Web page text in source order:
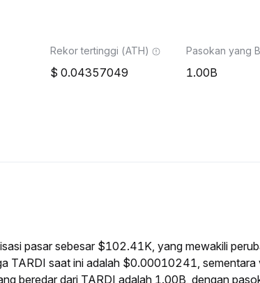
Rekor tertinggi (ATH)
0.04357049
Pasokan yang
1.00B
pasar sebesar $102.41K, yang mewakili
TARDI saat ini adalah $0.00010241, sementara
beredar dari TARDI adalah 1.00B, dengan